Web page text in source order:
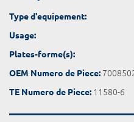
Type d'equipement:
Usage:
Plates-forme(s):
OEM Numero de Piece:
TE Numero de Piece: 11580-6